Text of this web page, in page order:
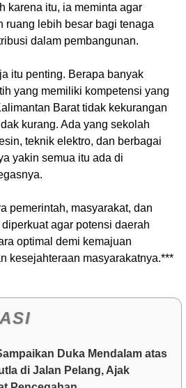
karena itu, ia meminta agar
ruang lebih besar bagi tenaga
dalam pembangunan.
itu penting. Berapa banyak
yang memiliki kompetensi yang
Barat tidak kekurangan
kurang. Ada yang sekolah
teknik elektro, dan berbagai
yakin semua itu ada di
pemerintah, masyarakat, dan
agar potensi daerah
optimal demi kemajuan
kesejahteraan masyarakatnya.***
Duka Mendalam atas
di Jalan Pelang, Ajak